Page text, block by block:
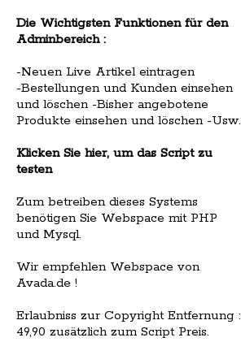
Die Wichtigsten Funktionen für den
Adminbereich :
-Neuen Live Artikel eintragen
-Bestellungen und Kunden einsehen
und löschen -Bisher angebotene
Produkte einsehen und löschen -Usw.
Klicken Sie hier, um das Script zu
testen
Zum betreiben dieses Systems
benötigen Sie Webspace mit PHP
und Mysql.
Wir empfehlen Webspace von
Avada.de !
Erlaubniss zur Copyright Entfernung :
49,90 zusätzlich zum Script Preis.